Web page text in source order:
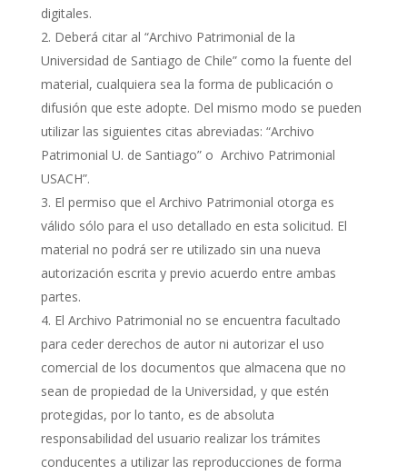
digitales.
Deberá citar al “Archivo Patrimonial de la
Universidad de Santiago de Chile” como la fuente del
material, cualquiera sea la forma de publicación o
difusión que este adopte. Del mismo modo se pueden
utilizar las siguientes citas abreviadas: “Archivo
Patrimonial U. de Santiago” o Archivo Patrimonial
USACH”.
El permiso que el Archivo Patrimonial otorga es
válido sólo para el uso detallado en esta solicitud. El
material no podrá ser re utilizado sin una nueva
autorización escrita y previo acuerdo entre ambas
partes.
El Archivo Patrimonial no se encuentra facultado
para ceder derechos de autor ni autorizar el uso
comercial de los documentos que almacena que no
sean de propiedad de la Universidad, y que estén
protegidas, por lo tanto, es de absoluta
responsabilidad del usuario realizar los trámites
conducentes a utilizar las reproducciones de forma